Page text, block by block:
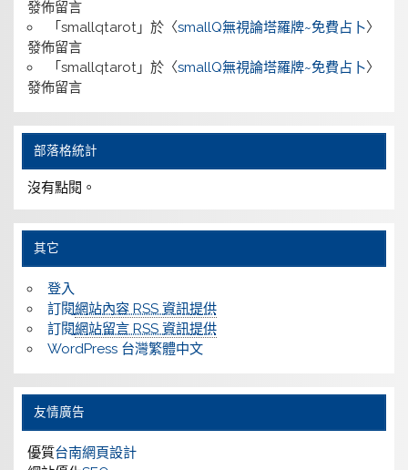
發佈留言
「 smallqtarot」於〈smallQ無視論塔羅牌~免費占卜〉
發佈留言
「 smallqtarot」於〈smallQ無視論塔羅牌~免費占卜〉
發佈留言
部落格統計
沒有點閱。
其它
登入
訂閱網站內容 RSS 資訊提供
訂閱網站留言 RSS 資訊提供
WordPress 台灣繁體中文
友情廣告
優質台南網頁設計